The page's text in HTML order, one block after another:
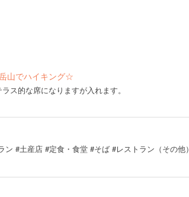
山でハイキング☆
ス的な席になりますが入れます。
ン #土産店 #定食・食堂 #そば #レストラン（その他）